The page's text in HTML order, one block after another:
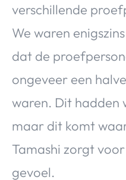
verschillende
We waren
dat de
ongeveer een
waren. Dit hadden
maar dit komt
Tamashi zorgt
gevoel.